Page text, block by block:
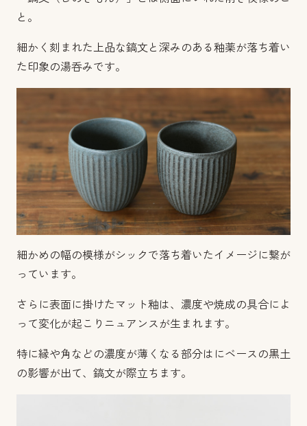
と。
細かく刻まれた上品な鎬文と深みのある釉薬が落ち着い
た印象の湯呑みです。
細かめの幅の模様がシックで落ち着いたイメージに繋が
っています。
さらに表面に掛けたマット釉は、濃度や焼成の具合によ
って変化が起こりニュアンスが生まれます。
特に縁や角などの濃度が薄くなる部分はにベースの黒土
の影響が出て、鎬文が際立ちます。